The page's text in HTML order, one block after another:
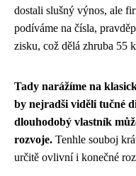
dostali slušný výnos, ale
podíváme na čísla,
zisku, což dělá zhruba 55
Tady narážíme na
by nejradši viděli tučné
dlouhodobý vlastník
rozvoje. Tenhle souboj
určitě ovlivní i konečné